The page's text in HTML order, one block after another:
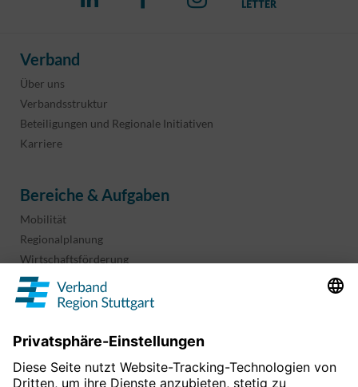
Verband
Über uns
Verbandsstruktur
Beteiligungen und Regionale Initiativen
Karriere
Bereiche & Aufgaben
Mobilität
Regionalplanung
Wirtschaftsförderung
Sport und Kultur
Projekte & Programme